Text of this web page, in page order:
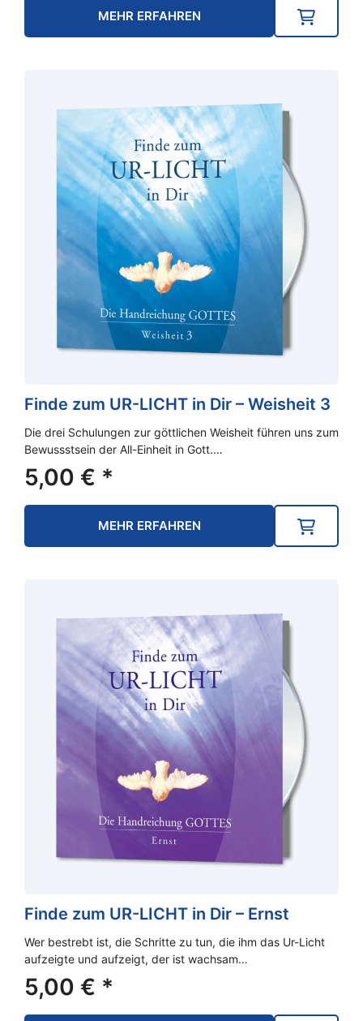
MEHR ERFAHREN
Finde zum UR-LICHT in Dir – Weisheit 3
Die drei Schulungen zur göttlichen Weisheit führen uns zum
Bewussstsein der All-Einheit in Gott.…
5,00 € *
MEHR ERFAHREN
Finde zum UR-LICHT in Dir – Ernst
Wer bestrebt ist, die Schritte zu tun, die ihm das Ur-Licht
aufzeigte und aufzeigt, der ist wachsam…
5,00 € *